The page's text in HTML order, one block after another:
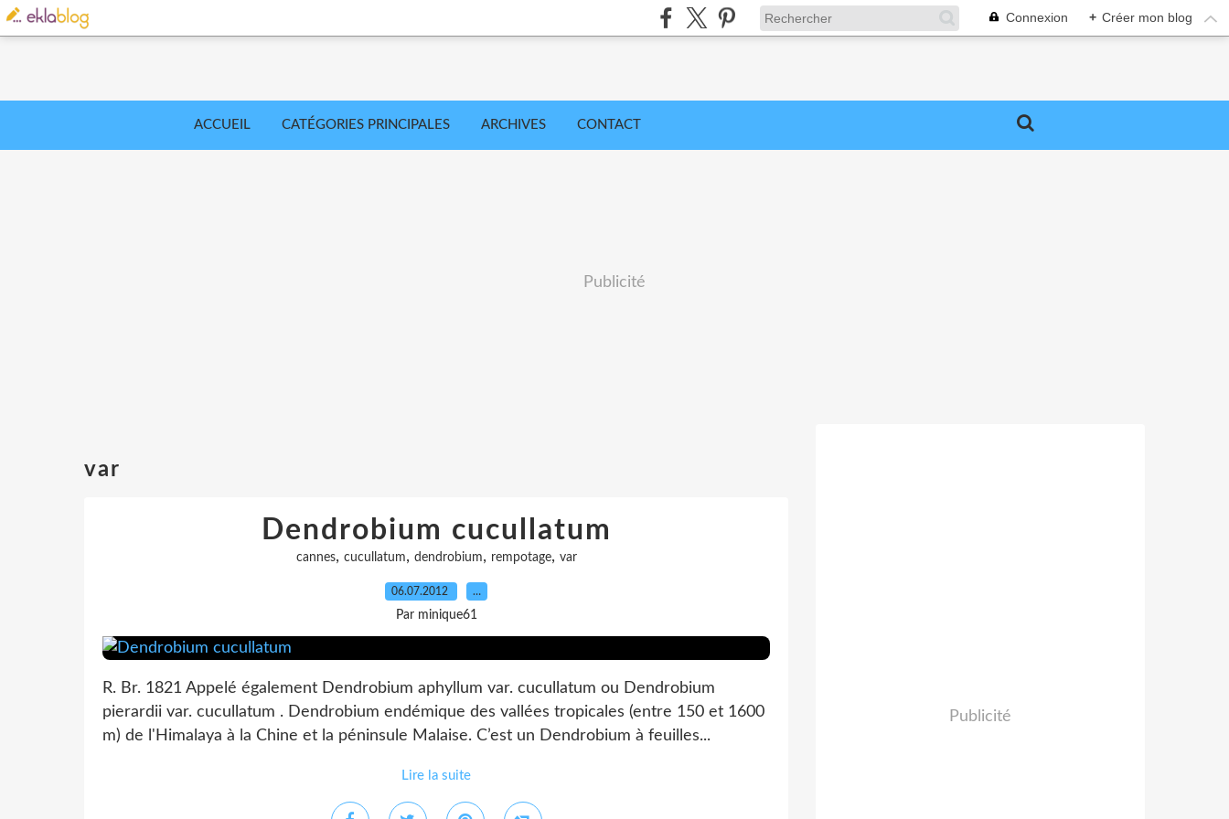
Connexion + Créer mon blog
ACCUEIL CATÉGORIES PRINCIPALES ARCHIVES CONTACT
Publicité
var
Dendrobium cucullatum
cannes, cucullatum, dendrobium, rempotage, var
06.07.2012 …
Par minique61
R. Br. 1821 Appelé également Dendrobium aphyllum var. cucullatum ou Dendrobium
pierardii var. cucullatum . Dendrobium endémique des vallées tropicales (entre 150 et 1600
m) de l'Himalaya à la Chine et la péninsule Malaise. C’est un Dendrobium à feuilles...
Lire la suite
Publicité